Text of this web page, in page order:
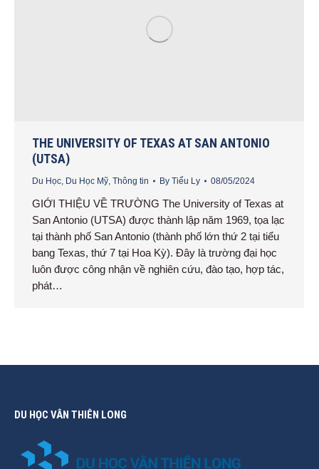
THE UNIVERSITY OF TEXAS AT SAN ANTONIO
(UTSA)
Du Học Du Học Mỹ Thông tin By Tiểu Ly 08/05/2024
GIỚI THIỆU VỀ TRƯỜNG The University of Texas at
San Antonio (UTSA) được thành lập năm 1969, tọa lạc
tại thành phố San Antonio (thành phố lớn thứ 2 tại tiểu
bang Texas, thứ 7 tại Hoa Kỳ). Đây là trường đại học
luôn được công nhận về nghiên cứu, đào tạo, hợp tác,
phát…
DU HỌC VÂN THIÊN LONG